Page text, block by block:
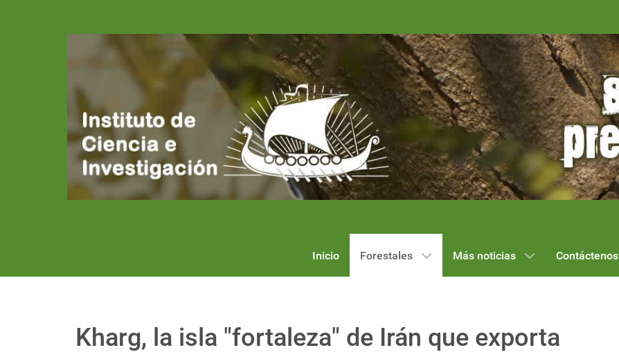
Inicio Forestales Más noticias Contáctenos
Kharg, la isla "fortaleza" de Irán que exporta